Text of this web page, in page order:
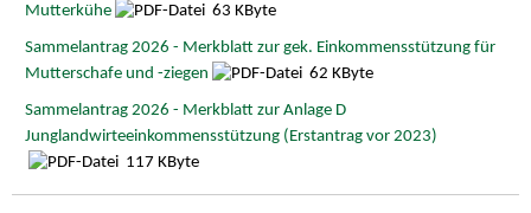
Mutterkühe
63 KByte
Sammelantrag 2026 - Merkblatt zur gek. Einkommensstützung für
Mutterschafe und -ziegen
62 KByte
Sammelantrag 2026 - Merkblatt zur Anlage D
Junglandwirteeinkommensstützung (Erstantrag vor 2023)
117 KByte